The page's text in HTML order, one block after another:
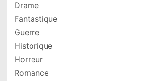
Drame
Fantastique
Guerre
Historique
Horreur
Romance